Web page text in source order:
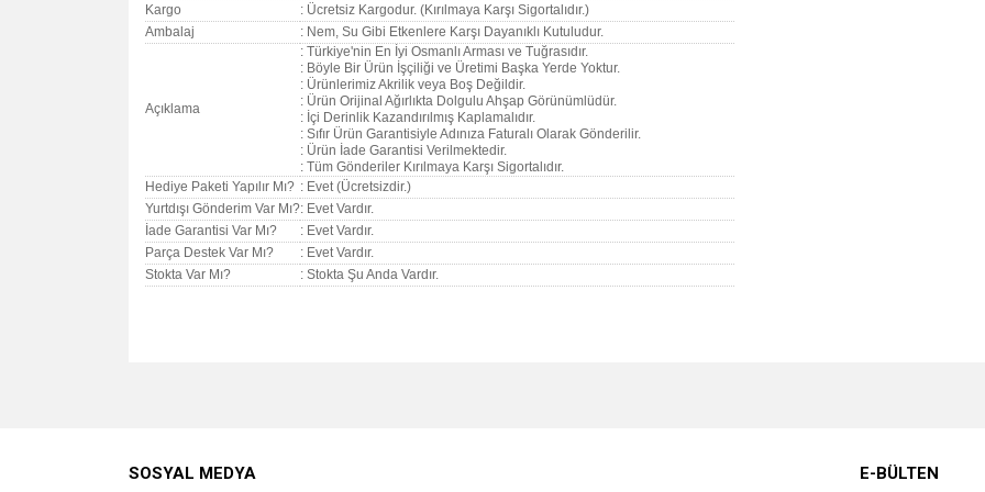
Kargo
: Ücretsiz Kargodur. (Kırılmaya Karşı Sigortalıdır.)
Ambalaj
: Nem, Su Gibi Etkenlere Karşı Dayanıklı Kutuludur.
Açıklama
: Türkiye'nin En İyi Osmanlı Arması ve Tuğrasıdır.
: Böyle Bir Ürün İşçiliği ve Üretimi Başka Yerde Yoktur.
: Ürünlerimiz Akrilik veya Boş Değildir.
: Ürün Orijinal Ağırlıkta Dolgulu Ahşap Görünümlüdür.
: İçi Derinlik Kazandırılmış Kaplamalıdır.
: Sıfır Ürün Garantisiyle Adınıza Faturalı Olarak Gönderilir.
: Ürün İade Garantisi Verilmektedir.
: Tüm Gönderiler Kırılmaya Karşı Sigortalıdır.
Hediye Paketi Yapılır Mı? : Evet (Ücretsizdir.)
Yurtdışı Gönderim Var Mı?: Evet Vardır.
İade Garantisi Var Mı?
: Evet Vardır.
Parça Destek Var Mı?
: Evet Vardır.
Stokta Var Mı?
: Stokta Şu Anda Vardır.
Ürün açıklamasında eksik bilgiler bulunuyor.
SOSYAL MEDYA E-BÜLTEN